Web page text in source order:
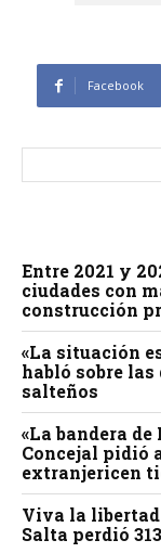
Facebook
Entre 2021 y
ciudades con
construcción
«La situación
habló sobre las
salteños
«La bandera
Concejal pidió
extranjericen
Viva la
Salta perdió